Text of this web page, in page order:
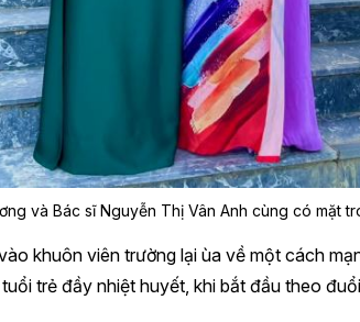
và Bác sĩ Nguyễn Thị Vân Anh cùng có mặt
khuôn viên trường lại ùa về một cách
trẻ đầy nhiệt huyết, khi bắt đầu theo